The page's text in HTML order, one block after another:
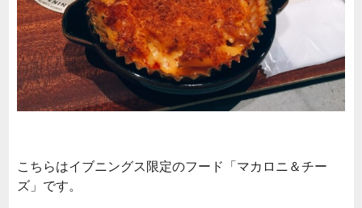
こちらはイブニングス限定のフード「マカロニ＆チー
ズ」です。